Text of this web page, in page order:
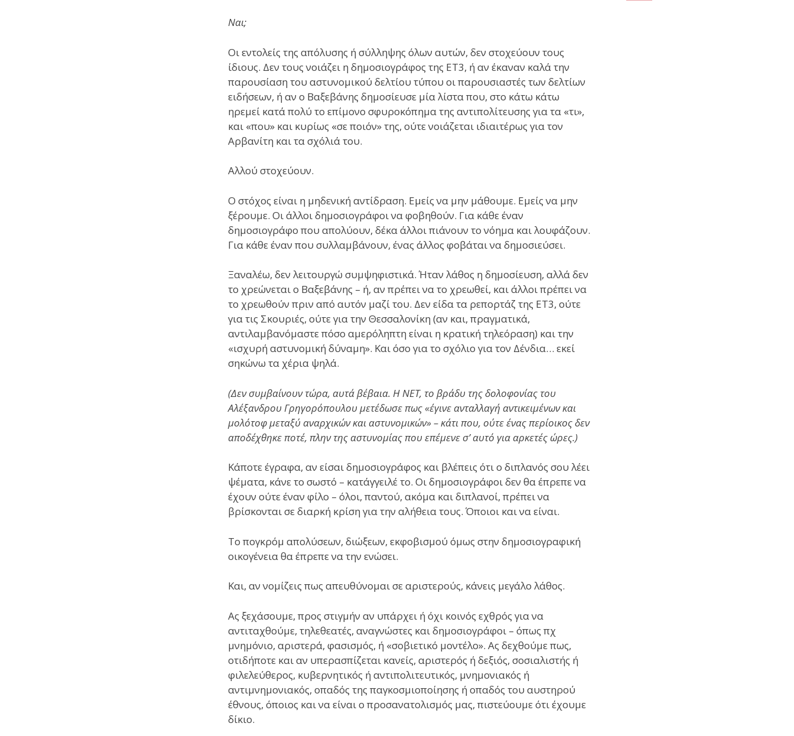
Ναι;
Οι εντολείς της απόλυσης ή σύλληψης όλων αυτών, δεν στοχεύουν τους
ίδιους. Δεν τους νοιάζει η δημοσιογράφος της ΕΤ3, ή αν έκαναν καλά την
παρουσίαση του αστυνομικού δελτίου τύπου οι παρουσιαστές των δελτίων
ειδήσεων, ή αν ο Βαξεβάνης δημοσίευσε μία λίστα που, στο κάτω κάτω
ηρεμεί κατά πολύ το επίμονο σφυροκόπημα της αντιπολίτευσης για τα «τι»,
και «που» και κυρίως «σε ποιόν» της, ούτε νοιάζεται ιδιαιτέρως για τον
Αρβανίτη και τα σχόλιά του.
Αλλού στοχεύουν.
Ο στόχος είναι η μηδενική αντίδραση. Εμείς να μην μάθουμε. Εμείς να μην
ξέρουμε. Οι άλλοι δημοσιογράφοι να φοβηθούν. Για κάθε έναν
δημοσιογράφο που απολύουν, δέκα άλλοι πιάνουν το νόημα και λουφάζουν.
Για κάθε έναν που συλλαμβάνουν, ένας άλλος φοβάται να δημοσιεύσει.
Ξαναλέω, δεν λειτουργώ συμψηφιστικά. Ήταν λάθος η δημοσίευση, αλλά δεν
το χρεώνεται ο Βαξεβάνης – ή, αν πρέπει να το χρεωθεί, και άλλοι πρέπει να
το χρεωθούν πριν από αυτόν μαζί του. Δεν είδα τα ρεπορτάζ της ΕΤ3, ούτε
για τις Σκουριές, ούτε για την Θεσσαλονίκη (αν και, πραγματικά,
αντιλαμβανόμαστε πόσο αμερόληπτη είναι η κρατική τηλεόραση) και την
«ισχυρή αστυνομική δύναμη». Και όσο για το σχόλιο για τον Δένδια… εκεί
σηκώνω τα χέρια ψηλά.
(Δεν συμβαίνουν τώρα, αυτά βέβαια. Η ΝΕΤ, το βράδυ της δολοφονίας του
Αλέξανδρου Γρηγορόπουλου μετέδωσε πως «έγινε ανταλλαγή αντικειμένων και
μολότοφ μεταξύ αναρχικών και αστυνομικών» – κάτι που, ούτε ένας περίοικος δεν
αποδέχθηκε ποτέ, πλην της αστυνομίας που επέμενε σ’ αυτό για αρκετές ώρες.)
Κάποτε έγραφα, αν είσαι δημοσιογράφος και βλέπεις ότι ο διπλανός σου λέει
ψέματα, κάνε το σωστό – κατάγγειλέ το. Οι δημοσιογράφοι δεν θα έπρεπε να
έχουν ούτε έναν φίλο – όλοι, παντού, ακόμα και διπλανοί, πρέπει να
βρίσκονται σε διαρκή κρίση για την αλήθεια τους. Όποιοι και να είναι.
Το πογκρόμ απολύσεων, διώξεων, εκφοβισμού όμως στην δημοσιογραφική
οικογένεια θα έπρεπε να την ενώσει.
Και, αν νομίζεις πως απευθύνομαι σε αριστερούς, κάνεις μεγάλο λάθος.
Ας ξεχάσουμε, προς στιγμήν αν υπάρχει ή όχι κοινός εχθρός για να
αντιταχθούμε, τηλεθεατές, αναγνώστες και δημοσιογράφοι – όπως πχ
μνημόνιο, αριστερά, φασισμός, ή «σοβιετικό μοντέλο». Ας δεχθούμε πως,
οτιδήποτε και αν υπερασπίζεται κανείς, αριστερός ή δεξιός, σοσιαλιστής ή
φιλελεύθερος, κυβερνητικός ή αντιπολιτευτικός, μνημονιακός ή
αντιμνημονιακός, οπαδός της παγκοσμιοποίησης ή οπαδός του αυστηρού
έθνους, όποιος και να είναι ο προσανατολισμός μας, πιστεύουμε ότι έχουμε
δίκιο.